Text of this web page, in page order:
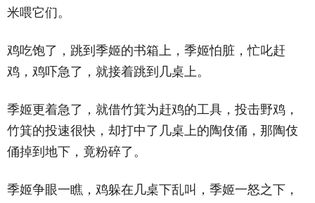
米喂它们。
鸡吃饱了，跳到季姬的书箱上，季姬怕脏，忙叱赶
鸡，鸡吓急了，就接着跳到几桌上。
季姬更着急了，就借竹箕为赶鸡的工具，投击野鸡，
竹箕的投速很快，却打中了几桌上的陶伎俑，那陶伎
俑掉到地下，竟粉碎了。
季姬争眼一瞧，鸡躲在几桌下乱叫，季姬一怒之下，